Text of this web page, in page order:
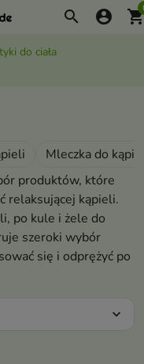
search account_circle
do ciała
Mleczka do
produktów, które
relaksującej kąpieli.
po kule i żele do
szeroki wybór
się i odprężyć po
expand_more